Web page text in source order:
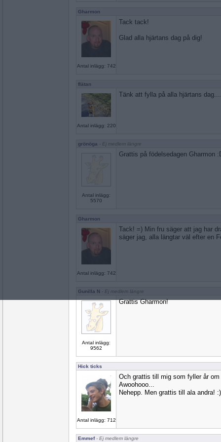
Gharmon
Antal inlägg: 742
Tack tack!
Glad alla hjärtans dag på dig!
flätan
Antal inlägg: 220
Tänk att fylla på alla hjärtans
grönöga - Ej medlem längre
Antal inlägg:
5570
Grattis på födelsedagen Gharmon
Gharmon
Antal inlägg: 742
Tack! =) Min fru säger att jag har
säger jag, alla längtar väl efter en
Gunilla N - Ej medlem längre
Antal inlägg:
9562
Grattis Gharmon!
Hick ticks
Antal inlägg: 712
Och grattis till mig som fyller år om
Awoohooo...
Nehepp. Men grattis till ala andra! :)
Emmef- Ej medlem längre